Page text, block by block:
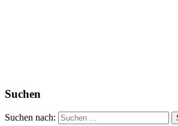
Suchen
Suchen nach: